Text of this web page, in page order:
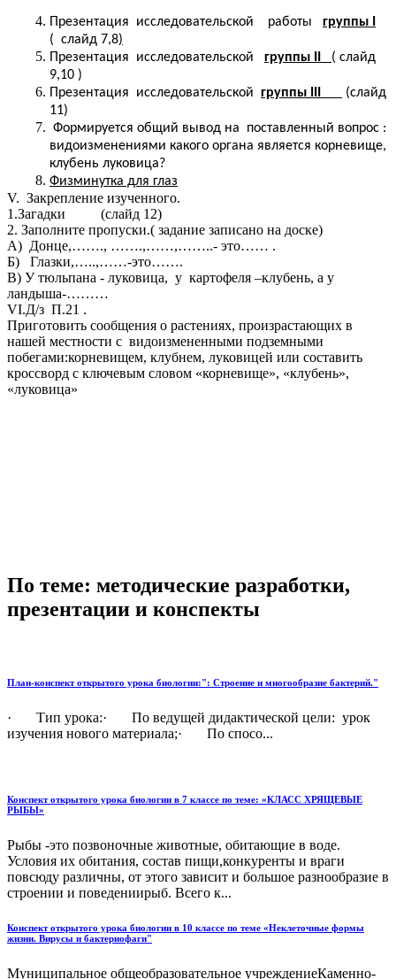
Презентация исследовательской работы группы I
( слайд 7,8)
Презентация исcледовательской группы II ( слайд
9,10 )
Презентация исследовательской группы III
(слайд
11)
Формируется общий вывод на поставленный вопрос :
видоизменениями какого органа является корневище,
клубень луковица?
Физминутка для глаз
V. Закрепление изученного.
1.Загадки (слайд 12)
2. Заполните пропуски.( задание записано на доске)
А) Донце,……., …….,……,……..- это…… .
Б) Глазки,…..,……-это…….
В) У тюльпана - луковица, у картофеля –клубень, а у
ландыша-………
VI.Д/з П.21 .
Приготовить сообщения о растениях, произрастающих в
нашей местности с видоизмененными подземными
побегами:корневищем, клубнем, луковицей или составить
кроссворд с ключевым словом «корневище», «клубень»,
«луковица»
По теме: методические разработки,
презентации и конспекты
План-конспект открытого урока биологии:": Строение и многообразие бактерий."
· Тип урока:· По ведущей дидактической цели: урок
изучения нового материала;· По спосо...
Конспект открытого урока биологии в 7 классе по теме: «КЛАСС ХРЯЩЕВЫЕ
РЫБЫ»
Рыбы -это позвоночные животные, обитающие в воде.
Условия их обитания, состав пищи,конкуренты и враги
повсюду различны, от этого зависит и большое разнообразие в
строении и поведениирыб. Всего к...
Конспект открытого урока биологии в 10 классе по теме «Неклеточные формы
жизни. Вирусы и бактериофаги"
Муниципальное общеобразовательное учреждениеКаменно-